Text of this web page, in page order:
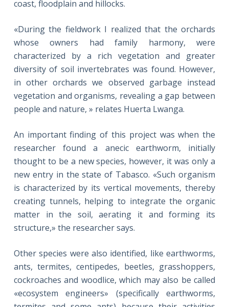
coast, floodplain and hillocks.
«During the fieldwork I realized that the orchards
whose owners had family harmony, were
characterized by a rich vegetation and greater
diversity of soil invertebrates was found. However,
in other orchards we observed garbage instead
vegetation and organisms, revealing a gap between
people and nature, » relates Huerta Lwanga.
An important finding of this project was when the
researcher found a anecic earthworm, initially
thought to be a new species, however, it was only a
new entry in the state of Tabasco. «Such organism
is characterized by its vertical movements, thereby
creating tunnels, helping to integrate the organic
matter in the soil, aerating it and forming its
structure,» the researcher says.
Other species were also identified, like earthworms,
ants, termites, centipedes, beetles, grasshoppers,
cockroaches and woodlice, which may also be called
«ecosystem engineers» (specifically earthworms,